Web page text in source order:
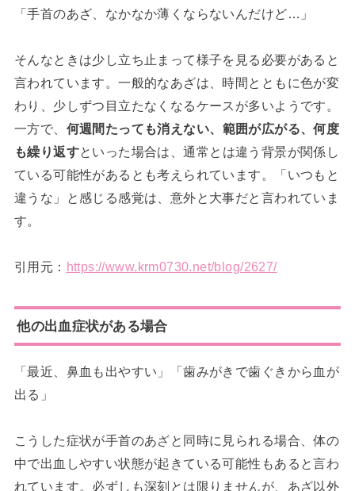
「手首のあざ、なかなか薄くならないんだけど…」
そんなときは少し立ち止まって様子を見る必要があると
言われています。一般的なあざは、時間とともに色が変
わり、少しずつ目立たなくなるケースが多いようです。
一方で、 何週間たっても消えない、範囲が広がる、何度
も繰り返すといった場合は、通常とは違う背景が関係し
ている可能性があるとも考えられています。「いつもと
違うな」と感じる感覚は、意外と大事だと言われていま
す。
引用元： https://www.krm0730.net/blog/2627/
他の出血症状がある場合
「最近、鼻血も出やすい」「歯みがきで歯ぐきから血が
出る」
こうした症状が手首のあざと同時に見られる場合、体の
中で出血しやすい状態が起きている可能性もあると言わ
れています。必ずしも深刻とは限りませんが、あざ以外